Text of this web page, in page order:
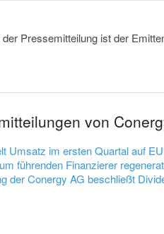
Pressemitteilung ist der
von
Umsatz im ersten Quartal auf
führenden Finanzierer
der Conergy AG beschließt